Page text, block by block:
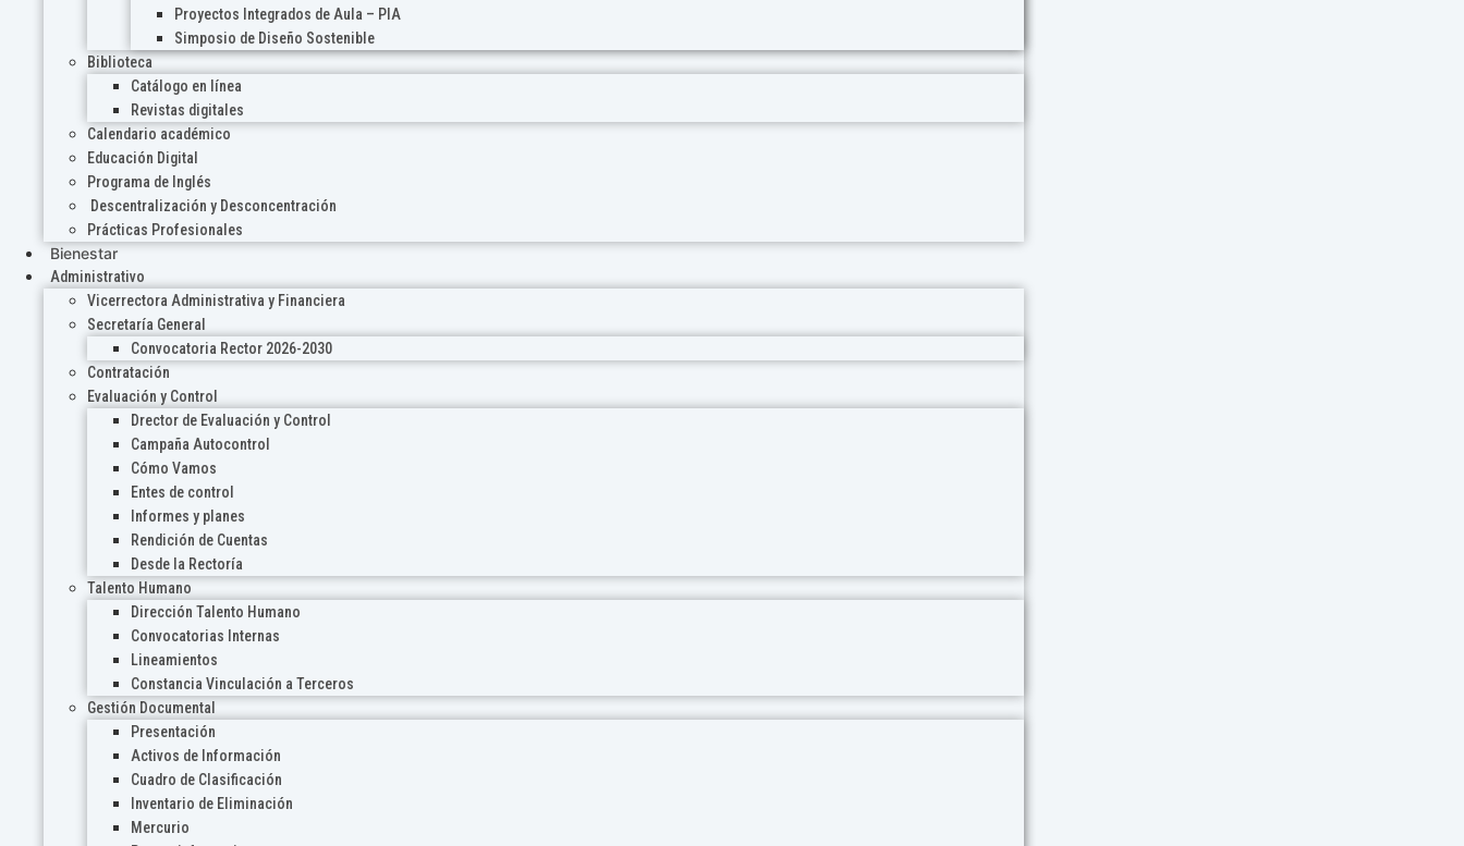
Proyectos Integrados de Aula – PIA
Simposio de Diseño Sostenible
Biblioteca
Catálogo en línea
Revistas digitales
Calendario académico
Educación Digital
Programa de Inglés
Descentralización y Desconcentración
Prácticas Profesionales
Bienestar
Administrativo
Vicerrectora Administrativa y Financiera
Secretaría General
Convocatoria Rector 2026-2030
Contratación
Evaluación y Control
Drector de Evaluación y Control
Campaña Autocontrol
Cómo Vamos
Entes de control
Informes y planes
Rendición de Cuentas
Desde la Rectoría
Talento Humano
Dirección Talento Humano
Convocatorias Internas
Lineamientos
Constancia Vinculación a Terceros
Gestión Documental
Presentación
Activos de Información
Cuadro de Clasificación
Inventario de Eliminación
Mercurio